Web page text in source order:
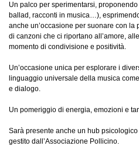
Un palco per sperimentarsi,
ballad, racconti in musica…),
anche un’occasione per suonare con
di canzoni che ci riportano all’amore,
momento di condivisione e positività.
Un’occasione unica per esplorare i
linguaggio universale della musica
e dialogo.
Un pomeriggio di energia, emozioni e
Sarà presente anche un hub
gestito dall’Associazione Pollicino.